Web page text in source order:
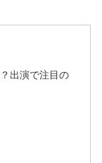
出演で注目の